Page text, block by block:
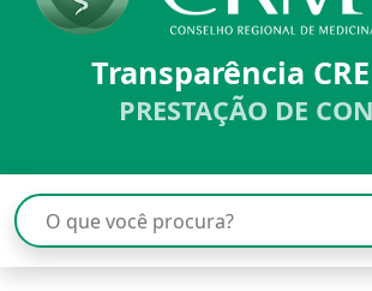
Transparência
PRESTAÇÃO DE